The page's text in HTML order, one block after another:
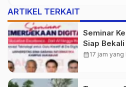
ARTIKEL TERKAIT
Seminar
Siap
Wawasan
calendar_month17 jam yang